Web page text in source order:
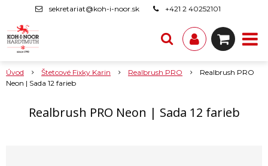
sekretariat@koh-i-noor.sk +421 2 40252101
Úvod Štetcové Fixky Karin Realbrush PRO
Realbrush PRO
Neon | Sada 12 farieb
Realbrush PRO Neon | Sada 12 farieb